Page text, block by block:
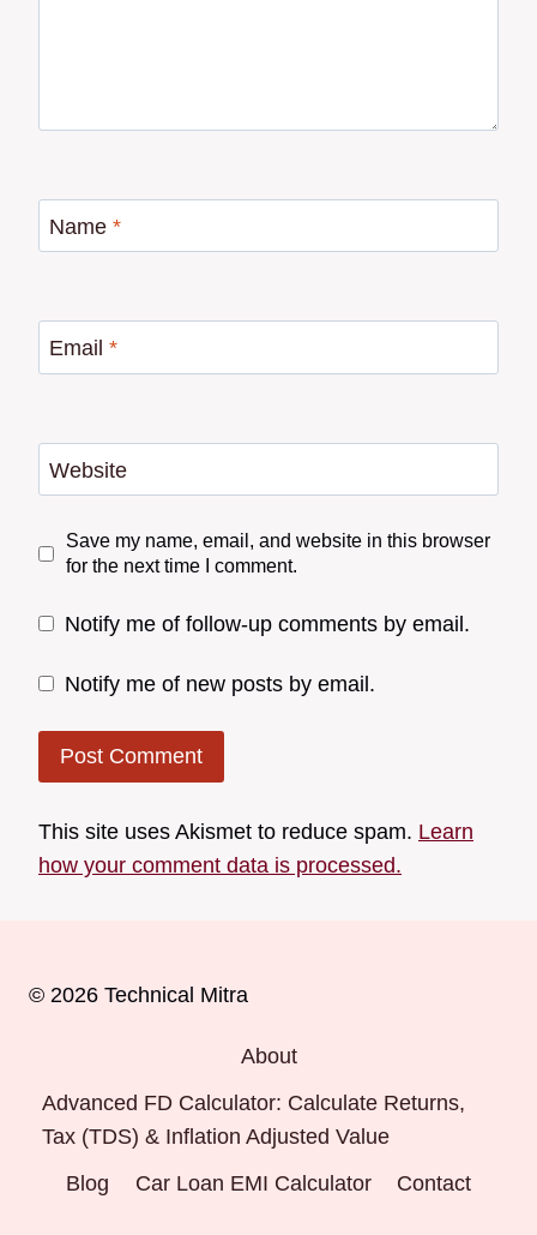
Name *
Email *
Website
Save my name, email, and website in this browser
for the next time I comment.
Notify me of follow-up comments by email.
Notify me of new posts by email.
This site uses Akismet to reduce spam. Learn
how your comment data is processed.
© 2026 Technical Mitra
About
Advanced FD Calculator: Calculate Returns,
Tax (TDS) & Inflation Adjusted Value
Blog
Car Loan EMI Calculator Contact